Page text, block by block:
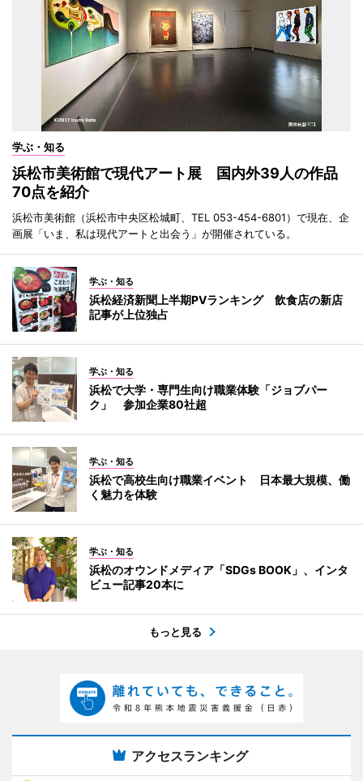
学ぶ・知る
浜松市美術館で現代アート展 国内外39人の作品
70点を紹介
浜松市美術館（浜松市中央区松城町、TEL 053-454-6801）で現在、企
画展「いま、私は現代アートと出会う」が開催されている。
学ぶ・知る
浜松経済新聞上半期PVランキング 飲食店の新店
記事が上位独占
学ぶ・知る
浜松で大学・専門生向け職業体験「ジョブパー
ク」 参加企業80社超
学ぶ・知る
浜松で高校生向け職業イベント 日本最大規模、働
く魅力を体験
学ぶ・知る
浜松のオウンドメディア「SDGs BOOK」、インタ
ビュー記事20本に
もっと見る
アクセスランキング